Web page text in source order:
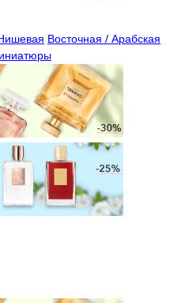
Восточная / Арабская